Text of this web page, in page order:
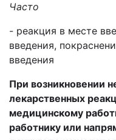
Часто
- реакция в месте
введения,
введения
При возникновении
лекарственных
медицинскому
работнику или